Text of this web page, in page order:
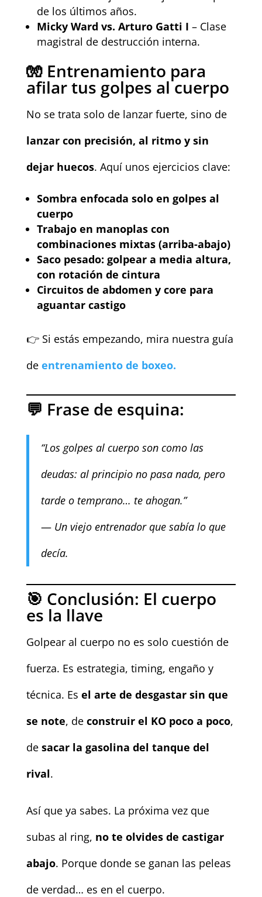
de los últimos años.
Micky Ward vs. Arturo Gatti I – Clase
magistral de destrucción interna.
🧤 Entrenamiento para
afilar tus golpes al cuerpo
No se trata solo de lanzar fuerte, sino de
lanzar con precisión, al ritmo y sin
dejar huecos. Aquí unos ejercicios clave:
Sombra enfocada solo en golpes al
cuerpo
Trabajo en manoplas con
combinaciones mixtas (arriba-abajo)
Saco pesado: golpear a media altura,
con rotación de cintura
Circuitos de abdomen y core para
aguantar castigo
👉 Si estás empezando, mira nuestra guía
de entrenamiento de boxeo.
💬 Frase de esquina:
“Los golpes al cuerpo son como las
deudas: al principio no pasa nada, pero
tarde o temprano… te ahogan.”
— Un viejo entrenador que sabía lo que
decía.
🎯 Conclusión: El cuerpo
es la llave
Golpear al cuerpo no es solo cuestión de
fuerza. Es estrategia, timing, engaño y
técnica. Es el arte de desgastar sin que
se note, de construir el KO poco a poco,
de sacar la gasolina del tanque del
rival.
Así que ya sabes. La próxima vez que
subas al ring, no te olvides de castigar
abajo. Porque donde se ganan las peleas
de verdad… es en el cuerpo.